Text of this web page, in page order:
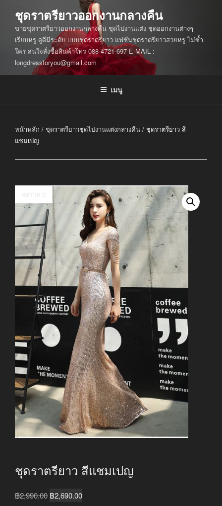
บทความ
ชุดราตรียาวออกงานกลางคืน
ขายชุดราตรียาวออกงานกลางคืน ชุดไปงานแต่ง ชุดออกงานต่างๆ
เรียบหรู ดูดีมีระดับ แบบชุดราตรียาว แฟชั่นชุดราตรียาวสวยหรู ไม่ซ้ำ
ใคร สนใจสั่งซื้อสินค้าโทร 088-4721-697 E-MAIL :
longdressforyou@gmail.com
เมนู
หน้าหลัก / ชุดราตรียาวชุดไปงานแต่งกลางคืน / ชุดราตรียาว สี
แชมเปญ
ชุดราตรียาว สีแชมเปญ
฿2,990.00 Original
฿2,690.00Current